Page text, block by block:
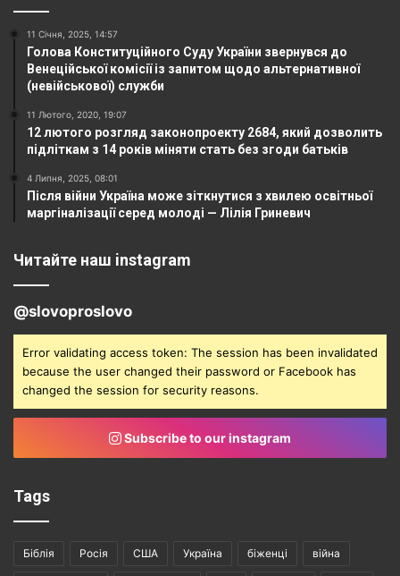
11 Січня, 2025, 14:57
Голова Конституційного Суду України звернувся до
Венеційської комісії із запитом щодо альтернативної
(невійськової) служби
11 Лютого, 2020, 19:07
12 лютого розгляд законопроекту 2684, який дозволить
підліткам з 14 років міняти стать без згоди батьків
4 Липня, 2025, 08:01
Після війни Україна може зіткнутися з хвилею освітньої
маргіналізації серед молоді — Лілія Гриневич
Читайте наш instagram
@slovoproslovo
Error validating access token: The session has been invalidated
because the user changed their password or Facebook has
changed the session for security reasons.
Subscribe to our instagram
Tags
Біблія Росія США Україна біженці війна